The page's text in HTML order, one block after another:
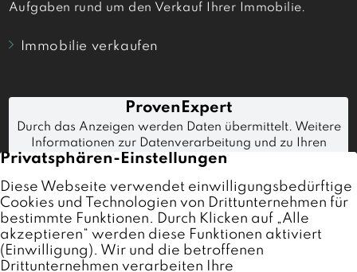
Aufgaben rund um den Verkauf Ihrer Immobilie.
Immobilie verkaufen